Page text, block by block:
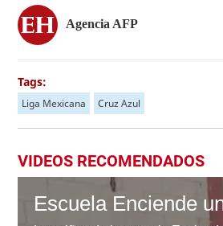
Agencia AFP
Tags:
Liga Mexicana Cruz Azul
VIDEOS RECOMENDADOS